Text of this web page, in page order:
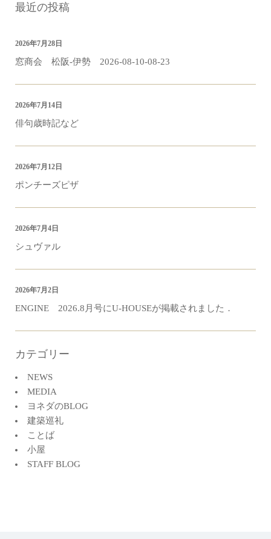
最近の投稿
窓商会 松阪-伊勢 2026-08-10-08-23
2026年7月28日
俳句歳時記など
2026年7月14日
ポンチーズピザ
2026年7月12日
シュヴァル
2026年7月4日
ENGINE 2026.8月号にU-HOUSEが掲載されました．
2026年7月2日
カテゴリー
NEWS
MEDIA
ヨネダのBLOG
建築巡礼
ことば
小屋
STAFF BLOG